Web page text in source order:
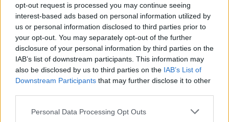
opt-out request is processed you may continue seeing
interest-based ads based on personal information utilized by
us or personal information disclosed to third parties prior to
your opt-out. You may separately opt-out of the further
disclosure of your personal information by third parties on the
IAB’s list of downstream participants. This information may
also be disclosed by us to third parties on the IAB’s List of
Downstream Participants that may further disclose it to other
Personal Data Processing Opt Outs
Pour prolonger le plaisir musical :
Vous aimez chanter, apprenez la guitare chez
Télécharger légalement les MP3 sur
Télécharger légalement les MP3 ou trouver le CD sur
Trouver des vinyles et des CD sur
meilleur prix sur